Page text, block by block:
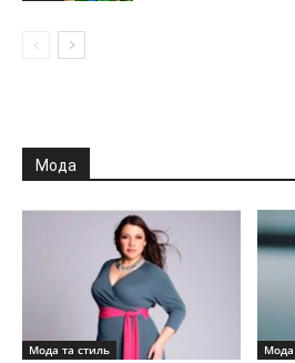
Мода
Мода та стиль Мода